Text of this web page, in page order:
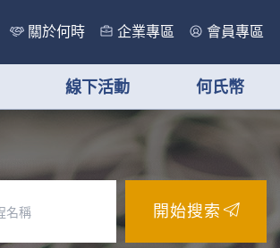
關於何時 企業專區 會員專區
線下活動 何氏幣
開始搜索